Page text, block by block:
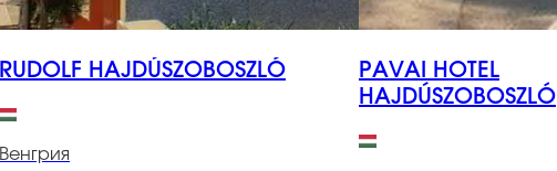
RUDOLF HAJDÚSZOBOSZLÓ
Венгрия
PAVAI HOTEL
HAJDÚSZOBOSZLÓ